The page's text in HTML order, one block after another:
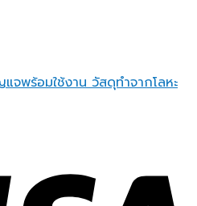
จพร้อมใช้งาน วัสดุทำจากโลหะ